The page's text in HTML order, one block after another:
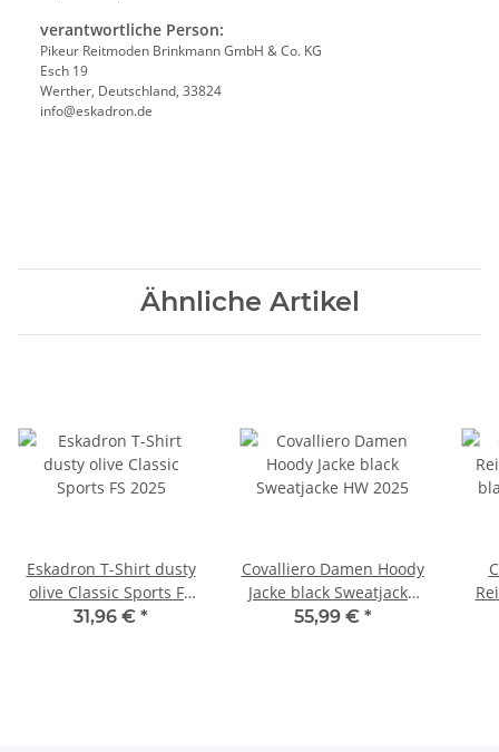
verantwortliche Person:
Pikeur Reitmoden Brinkmann GmbH & Co. KG
Esch 19
Werther, Deutschland, 33824
info@eskadron.de
Ähnliche Artikel
Eskadron T-Shirt dusty
olive Classic Sports FS
2025
31,96 € *
Covalliero Damen Hoody
Jacke black Sweatjacke
HW 2025
55,99 € *